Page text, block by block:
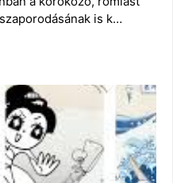
is k…